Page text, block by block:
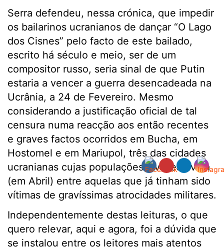
Serra defendeu, nessa crónica, que impedir
os bailarinos ucranianos de dançar “O Lago
dos Cisnes” pelo facto de este bailado,
escrito há século e meio, ser de um
compositor russo, seria sinal de que Putin
estaria a vencer a guerra desencadeada na
Ucrânia, a 24 de Fevereiro. Mesmo
considerando a justificação oficial de tal
censura numa reacção aos então recentes
e graves factos ocorridos em Bucha, em
Hostomel e em Mariupol, três das cidades
ucranianas cujas populações civis estavam
(em Abril) entre aquelas que já tinham sido
vítimas de gravíssimas atrocidades militares.
Independentemente destas leituras, o que
quero relevar, aqui e agora, foi a dúvida que
se instalou entre os leitores mais atentos